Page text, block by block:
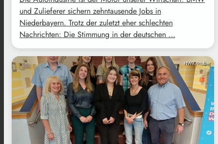
und Zulieferer sichern zehntausende Jobs in
Niederbayern. Trotz der zuletzt eher schlechten
Nachrichten: Die Stimmung in der deutschen …
HWK/Huber